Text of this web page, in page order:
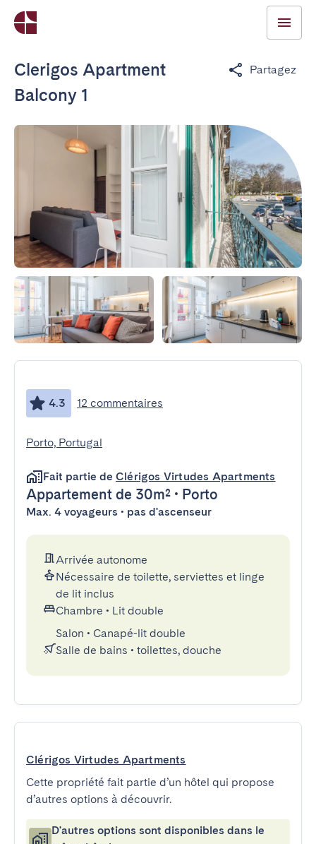
Clerigos Apartment
Balcony 1
Partagez
4.3 12 commentaires
Porto, Portugal
Fait partie de Clérigos Virtudes Apartments
Appartement de 30m² • Porto
Max. 4 voyageurs • pas d'ascenseur
Arrivée autonome
Nécessaire de toilette, serviettes et linge
de lit inclus
Chambre • Lit double
Salon • Canapé-lit double
Salle de bains • toilettes, douche
Clérigos Virtudes Apartments
Cette propriété fait partie d’un hôtel qui propose
d’autres options à découvrir.
D'autres options sont disponibles dans le